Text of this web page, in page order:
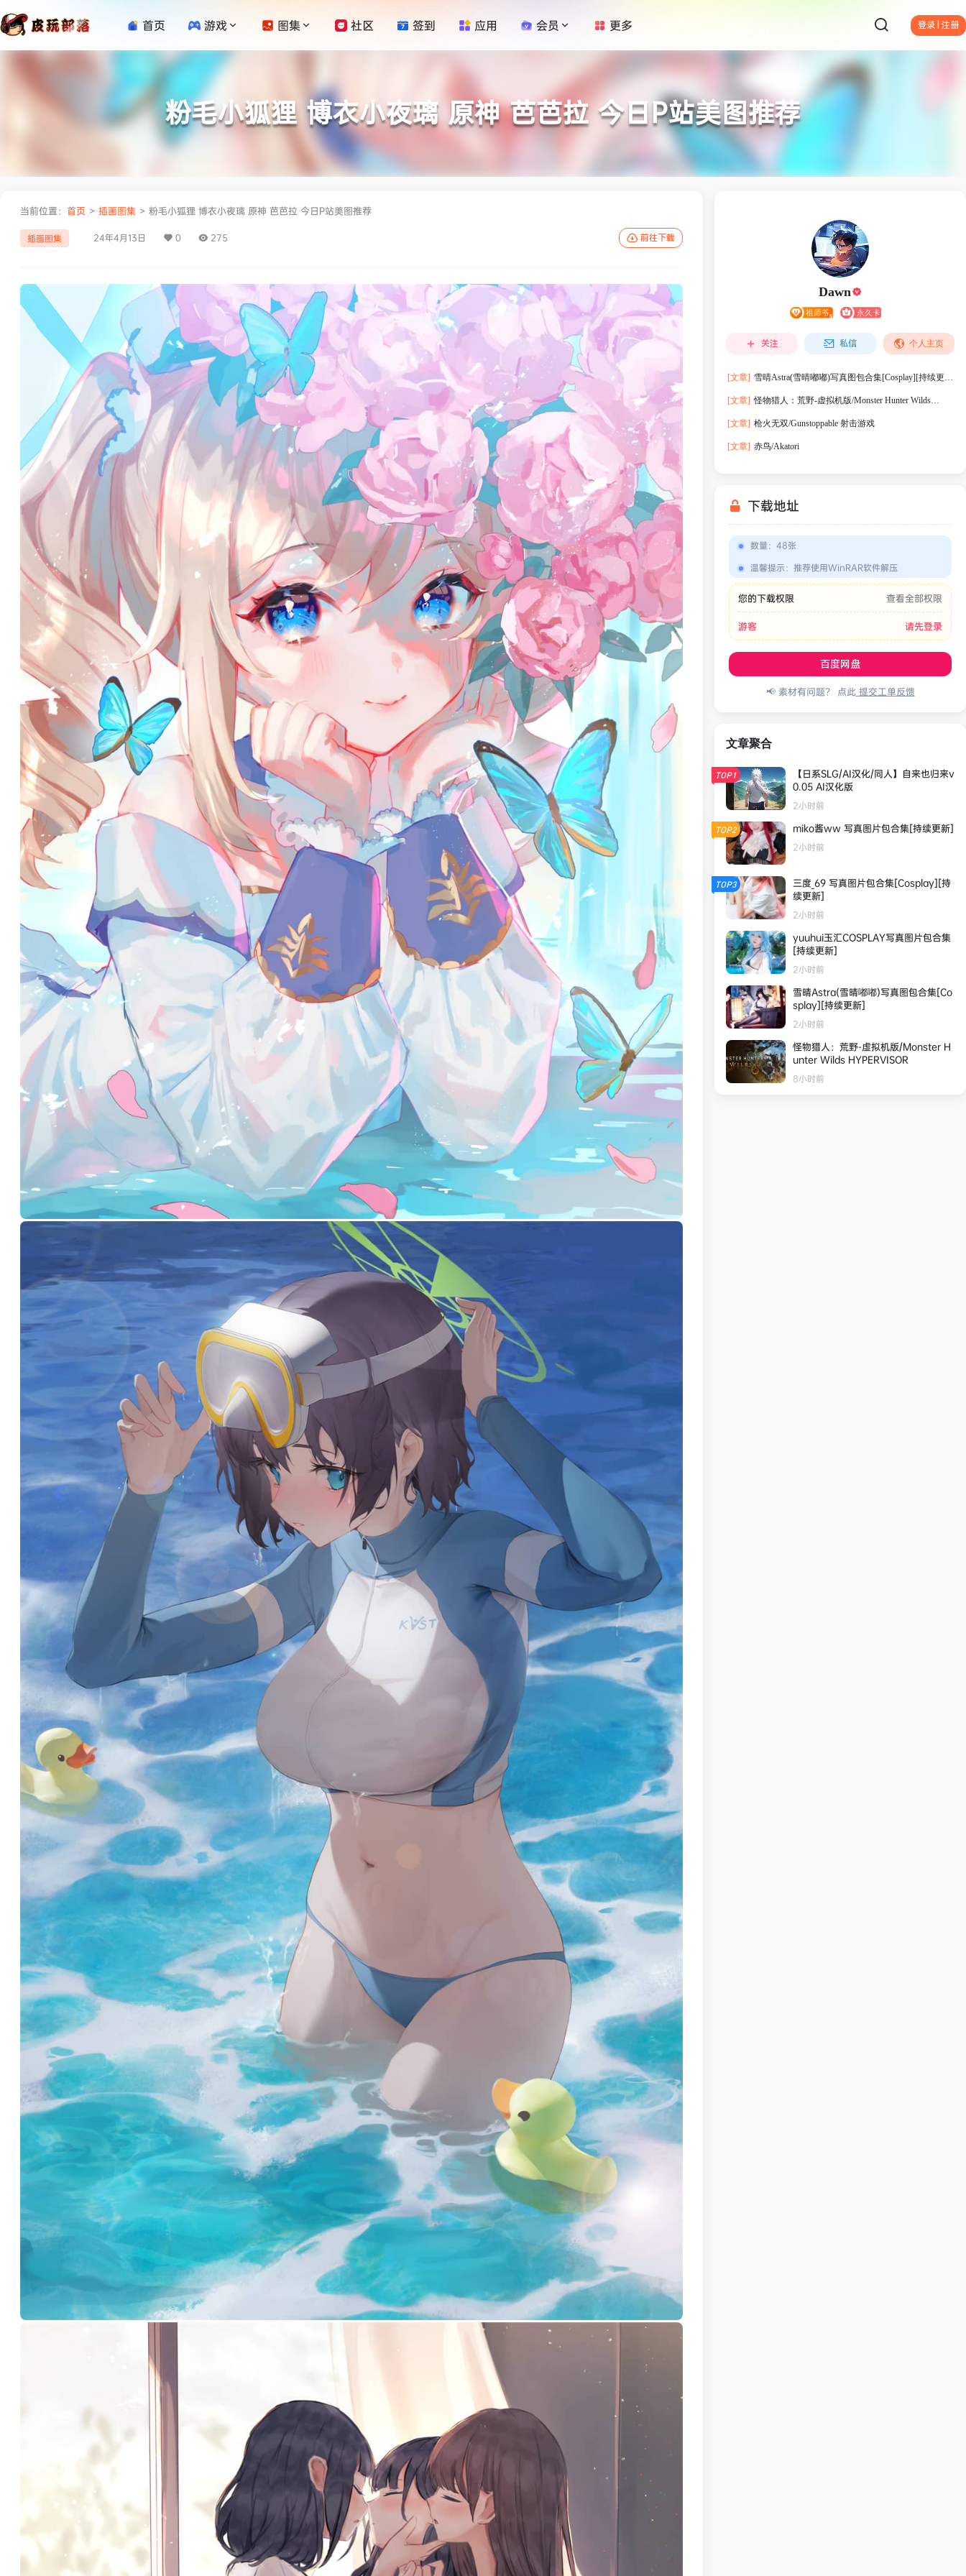
登录 | 注册
首页 游戏 图集 社区 签到 应用 会员 更多
粉毛小狐狸 博衣小夜璃 原神 芭芭拉 今日P站美图推荐
当前位置： 首页 > 插画图集 > 粉毛小狐狸 博衣小夜璃 原神 芭芭拉 今日P站美图推荐
插画图集 24年4月13日 0 275 前往下载
Dawn
关注 私信 个人主页
[文章] 雪晴Astra(雪晴嘟嘟)写真图包合集[Cosplay][持续更
[文章] 怪物猎人：荒野-虚拟机版/Monster Hunter Wilds
[文章] 枪火无双/Gunstoppable 射击游戏
[文章] 赤鸟/Akatori
下载地址
数量： 48张
温馨提示： 推荐使用WinRAR软件解压
您的下载权限 查看全部权限
游客 请先登录
百度网盘
📢 素材有问题？ 点此提交工单反馈
文章聚合
TOP1
【日系SLG/AI汉化/同人】自来也归来v
0.05 AI汉化版
2小时前
TOP2 miko酱ww 写真图片包合集[持续更新]
2小时前
TOP3
三度_69 写真图片包合集[Cosplay][持
续更新]
2小时前
yuuhui玉汇COSPLAY写真图片包合集
[持续更新]
2小时前
雪晴Astra(雪晴嘟嘟)写真图包合集[Co
splay][持续更新]
2小时前
怪物猎人：荒野-虚拟机版/Monster H
unter Wilds HYPERVISOR
8小时前